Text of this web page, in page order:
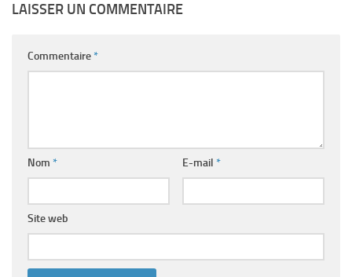
LAISSER UN COMMENTAIRE
Commentaire*
Nom * E-mail *
Site web